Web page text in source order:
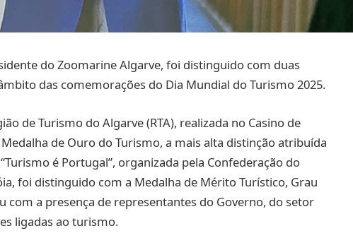
do Zoomarine Algarve, foi distinguido com duas
das comemorações do Dia Mundial do Turismo 2025.
de Turismo do Algarve (RTA), realizada no Casino de
de Ouro do Turismo, a mais alta distinção atribuída
é Portugal”, organizada pela Confederação do
foi distinguido com a Medalha de Mérito Turístico, Grau
com a presença de representantes do Governo, do setor
ligadas ao turismo.